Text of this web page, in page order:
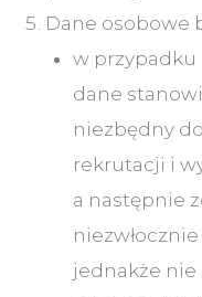
Dane osobowe
w przypadku
dane
niezbędny
rekrutacji i
a następnie
jednakże nie